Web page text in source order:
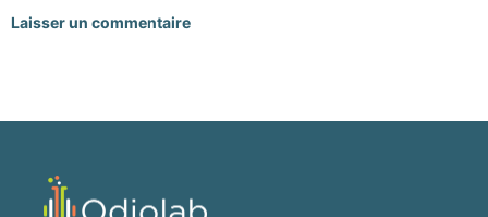
Laisser un commentaire